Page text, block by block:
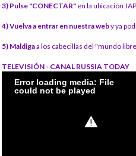
3) Pulse "CONECTAR" en la ubicación
4) Vuelva a entrar en nuestra weby ya
5) Maldigaa los cabecillas del "mundo
TELEVISIÓN - CANAL RUSSIA TODAY